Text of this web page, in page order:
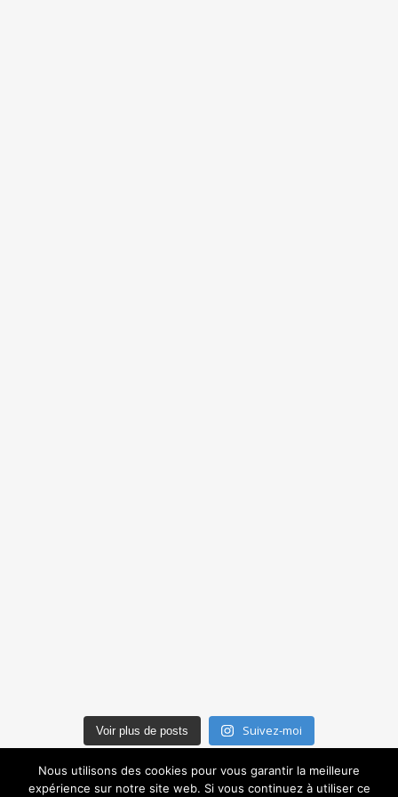
Voir plus de posts Suivez-moi
Nous utilisons des cookies pour vous garantir la meilleure
expérience sur notre site web. Si vous continuez à utiliser ce